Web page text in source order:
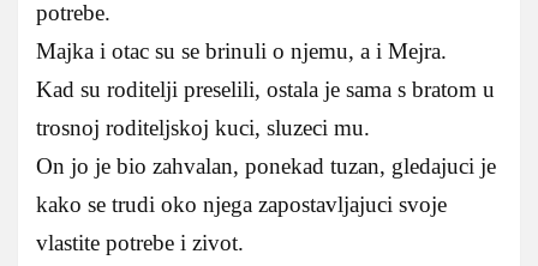
potrebe.
Majka i otac su se brinuli o njemu, a i Mejra.
Kad su roditelji preselili, ostala je sama s bratom u
trosnoj roditeljskoj kuci, sluzeci mu.
On jo je bio zahvalan, ponekad tuzan, gledajuci je
kako se trudi oko njega zapostavljajuci svoje
vlastite potrebe i zivot.